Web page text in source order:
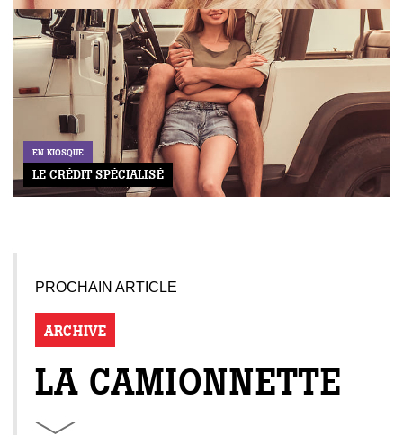
EN KIOSQUE
LE CRÉDIT SPÉCIALISÉ
PROCHAIN ARTICLE
ARCHIVE
LA CAMIONNETTE